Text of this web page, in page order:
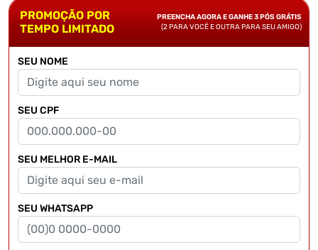
PROMOÇÃO POR
TEMPO LIMITADO
PREENCHA AGORA E GANHE 3 PÓS GRÁTIS
(2 PARA VOCÊ E OUTRA PARA SEU AMIGO)
SEU NOME
SEU CPF
SEU MELHOR E-MAIL
SEU WHATSAPP